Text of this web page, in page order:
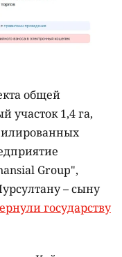
общей
участок 1,4 га,
Group",
– сыну
государству